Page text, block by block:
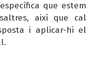
que estem
així que cal
i aplicar-hi el